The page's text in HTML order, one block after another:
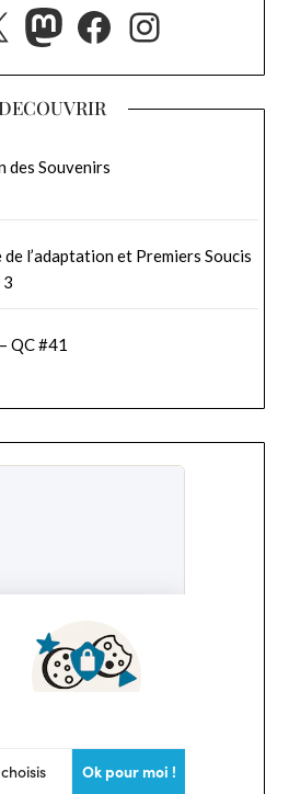
Mastodon
Facebook
des Souvenirs
l’adaptation et Premiers Soucis
3
QC #41